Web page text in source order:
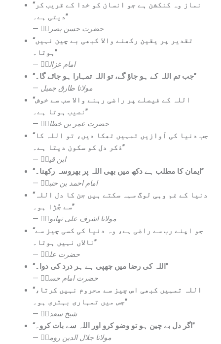
“نماز وہ کنکشن ہے جو انسان کو خدا کے قریب کر
دیتی ہے۔”
— حضرت حسن بصریؒ
“تقدیر پر یقین رکھنے والا کبھی بے چین نہیں
ہوتا۔”
— امام غزالیؒ
“جب تم اللہ کے ہو جاؤ گے، تو اللہ تمہارا ہو جائے گا۔”
— مولانا طارق جمیل
“اللہ کے فیصلے پر راضی رہنے والا سب سے خوش
نصیب ہوتا ہے۔”
— حضرت عمر بن خطابؓ
“جب دنیا کی آوازیں تمہیں تھکا دیں، تو اللہ کا
ذکر دل کو سکون دیتا ہے۔”
— ابن قیمؒ
“ایمان کا مطلب ہے دکھ میں بھی اللہ پر بھروسہ رکھنا۔”
— امام احمد بن حنبلؒ
“دنیا کے غم وہی لوگ سہہ سکتے ہیں جن کا دل اللہ
سے جُڑا ہو۔”
— مولانا اشرف علی تھانویؒ
“جو اپنے رب سے راضی ہے، وہ دنیا کی کسی چیز سے
نالاں نہیں ہوتا۔”
— حضرت علیؓ
“اللہ کی رضا میں چھپی ہے ہر درد کی دوا۔”
— حضرت امام حسنؓ
“اللہ تمہیں کبھی اس چیز سے محروم نہیں کرتا،
جس میں تمہاری بہتری ہو۔”
— شیخ سعدیؒ
“اگر دل بے چین ہو تو وضو کرو اور اللہ سے بات کرو۔”
— مولانا جلال الدین رومیؒ